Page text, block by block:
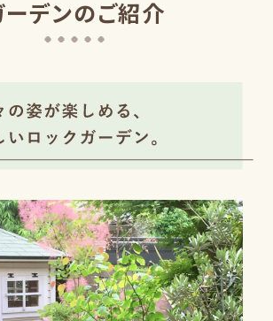
ーデンのご紹介